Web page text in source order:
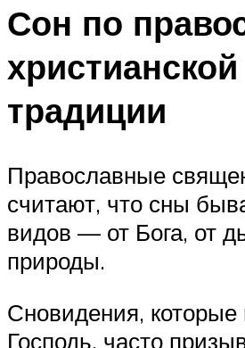
Сон по
христианской
традиции
Православные
считают, что сны
видов — от Бога, от
природы.
Сновидения, которые
Господь, часто